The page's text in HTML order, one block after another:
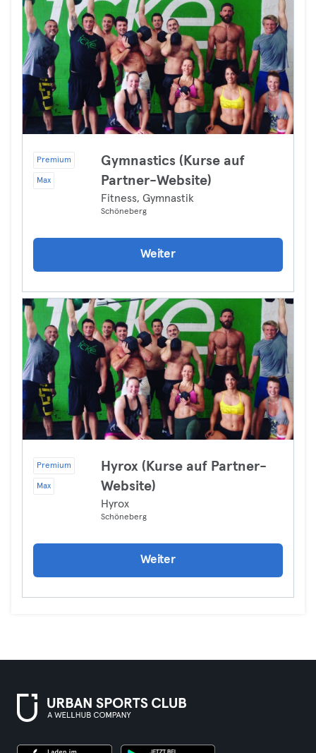
Premium
Max
Gymnastics (Kurse auf
Partner-Website)
Fitness, Gymnastik
Schöneberg
Weiter
Premium
Max
Hyrox (Kurse auf Partner-
Website)
Hyrox
Schöneberg
Weiter